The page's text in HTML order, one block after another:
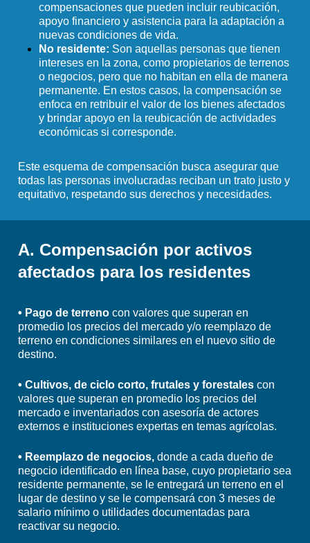
compensaciones que pueden incluir reubicación,
apoyo financiero y asistencia para la adaptación a
nuevas condiciones de vida.
No residente: Son aquellas personas que tienen
intereses en la zona, como propietarios de terrenos
o negocios, pero que no habitan en ella de manera
permanente. En estos casos, la compensación se
enfoca en retribuir el valor de los bienes afectados
y brindar apoyo en la reubicación de actividades
económicas si corresponde.
Este esquema de compensación busca asegurar que
todas las personas involucradas reciban un trato justo y
equitativo, respetando sus derechos y necesidades.
A. Compensación por activos
afectados para los residentes
• Pago de terrenocon valores que superan en
promedio los precios del mercado y/o reemplazo de
terreno en condiciones similares en el nuevo sitio de
destino.
• Cultivos, de ciclo corto, frutales y forestalescon
valores que superan en promedio los precios del
mercado e inventariados con asesoría de actores
externos e instituciones expertas en temas agrícolas.
• Reemplazo de negocios,donde a cada dueño de
negocio identificado en línea base, cuyo propietario sea
residente permanente, se le entregará un terreno en el
lugar de destino y se le compensará con 3 meses de
salario mínimo o utilidades documentadas para
reactivar su negocio.